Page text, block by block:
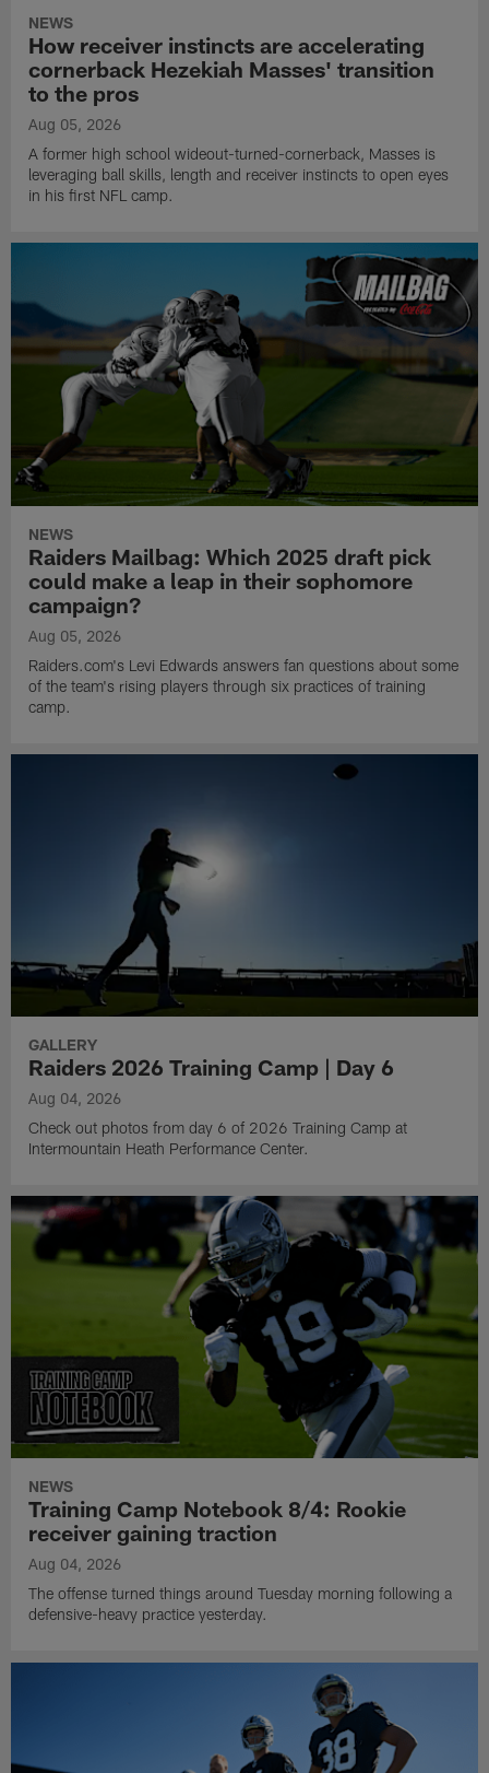
NEWS
How receiver instincts are accelerating
cornerback Hezekiah Masses' transition
to the pros
Aug 05, 2026
A former high school wideout-turned-cornerback, Masses is
leveraging ball skills, length and receiver instincts to open eyes
in his first NFL camp.
NEWS
Raiders Mailbag: Which 2025 draft pick
could make a leap in their sophomore
campaign?
Aug 05, 2026
Raiders.com's Levi Edwards answers fan questions about some
of the team's rising players through six practices of training
camp.
GALLERY
Raiders 2026 Training Camp | Day 6
Aug 04, 2026
Check out photos from day 6 of 2026 Training Camp at
Intermountain Heath Performance Center.
NEWS
Training Camp Notebook 8/4: Rookie
receiver gaining traction
Aug 04, 2026
The offense turned things around Tuesday morning following a
defensive-heavy practice yesterday.